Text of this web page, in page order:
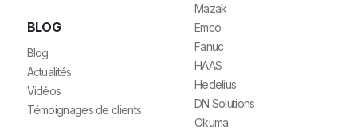
BLOG
Blog
Actualités
Vidéos
Témoignages de clients
Mazak
Emco
Fanuc
HAAS
Hedelius
DN Solutions
Okuma